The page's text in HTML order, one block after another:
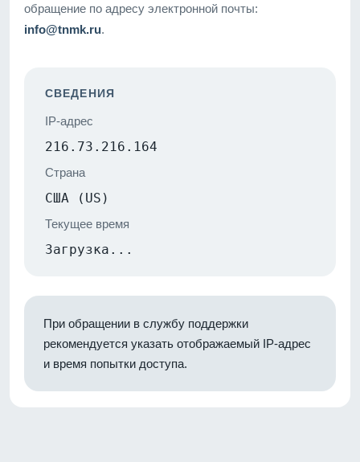
обращение по адресу электронной почты:
info@tnmk.ru.
СВЕДЕНИЯ
IP-адрес
216.73.216.164
Страна
США (US)
Текущее время
Загрузка...
При обращении в службу поддержки
рекомендуется указать отображаемый IP-адрес
и время попытки доступа.